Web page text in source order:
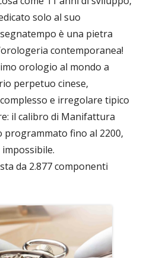
solo al suo
è una pietra
contemporanea!
orologio al mondo a
perpetuo cinese,
e irregolare tipico
il calibro di Manifattura
programmato fino al 2200,
da 2.877 componenti